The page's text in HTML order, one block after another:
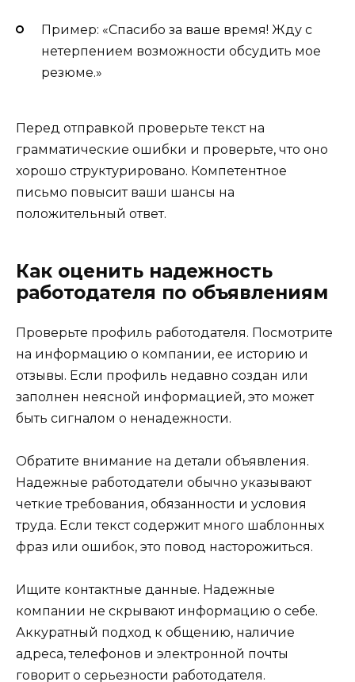
Пример: «Спасибо за ваше время! Жду с
нетерпением возможности обсудить мое
резюме.»
Перед отправкой проверьте текст на
грамматические ошибки и проверьте, что оно
хорошо структурировано. Компетентное
письмо повысит ваши шансы на
положительный ответ.
Как оценить надежность
работодателя по объявлениям
Проверьте профиль работодателя. Посмотрите
на информацию о компании, ее историю и
отзывы. Если профиль недавно создан или
заполнен неясной информацией, это может
быть сигналом о ненадежности.
Обратите внимание на детали объявления.
Надежные работодатели обычно указывают
четкие требования, обязанности и условия
труда. Если текст содержит много шаблонных
фраз или ошибок, это повод насторожиться.
Ищите контактные данные. Надежные
компании не скрывают информацию о себе.
Аккуратный подход к общению, наличие
адреса, телефонов и электронной почты
говорит о серьезности работодателя.